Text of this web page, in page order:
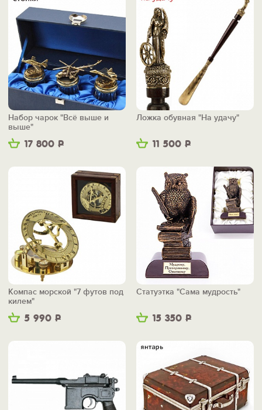
17 800 Р
Набор чарок "Всё выше и
выше"
11 500 Р
Ложка обувная "На удачу"
5 990 Р
Компас морской "7 футов под
килем"
15 350 Р
Статуэтка "Сама мудрость"